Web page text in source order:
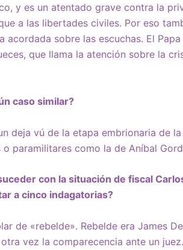
y es un atentado grave contra la
a las libertades civiles. Por eso
acordada sobre las escuchas. El
que llama la atención sobre la
caso similar?
deja vú de la etapa embrionaria de
o paramilitares como la de Aníbal
con la situación de fiscal
a cinco indagatorias?
de «rebelde». Rebelde era James
vez la comparecencia ante un